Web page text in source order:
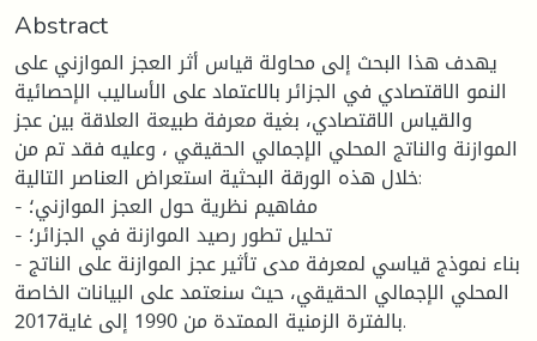
Abstract
يهدف هذا البحث إلى محاولة قياس أثر العجز الموازني على
النمو الاقتصادي في الجزائر بالاعتماد على الأساليب الإحصائية
والقياس الاقتصادي، بغية معرفة طبيعة العلاقة بين عجز
الموازنة والناتج المحلي الإجمالي الحقيقي ، وعليه فقد تم من
خلال هذه الورقة البحثية استعراض العناصر التالية:
- مفاهيم نظرية حول العجز الموازني؛
- تحليل تطور رصيد الموازنة في الجزائر؛
- بناء نموذج قياسي لمعرفة مدى تأثير عجز الموازنة على الناتج
المحلي الإجمالي الحقيقي، حيث سنعتمد على البيانات الخاصة
بالفترة الزمنية الممتدة من 1990 إلى غاية2017.